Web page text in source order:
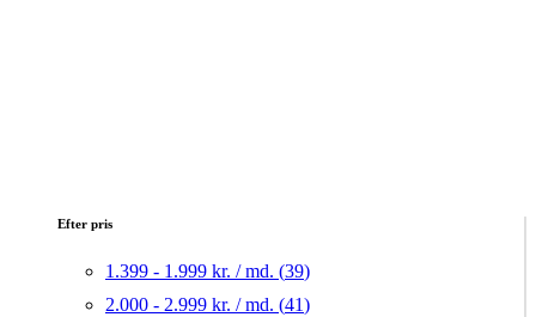
Efter pris
1.399 - 1.999 kr. / md. (39)
2.000 - 2.999 kr. / md. (41)